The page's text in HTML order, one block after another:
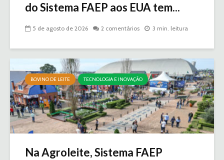
do Sistema FAEP aos EUA tem...
5 de agosto de 2026 2 comentários 3 min. leitura
BOVINO DE LEITE TECNOLOGIA E INOVAÇÃO
Na Agroleite, Sistema FAEP